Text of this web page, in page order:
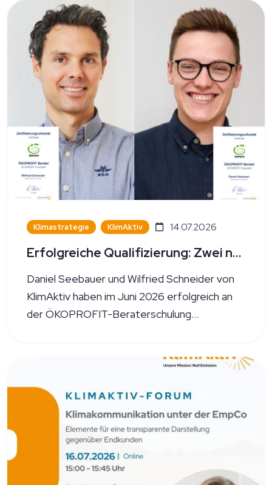
Klimastrategie KlimAktiv 14.07.2026
Erfolgreiche Qualifizierung: Zwei neue ÖKOPROFIT-Berater bei KlimAktiv
Daniel Seebauer und Wilfried Schneider von
KlimAktiv haben im Juni 2026 erfolgreich an
der ÖKOPROFIT-Beraterschulung